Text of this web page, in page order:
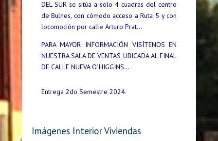
DEL SUR se sitúa a solo 4 cuadras del centro
de Bulnes, con cómodo acceso a Ruta 5 y con
locomoción por calle Arturo Prat…
PARA MAYOR INFORMACIÓN VISÍTENOS EN
NUESTRA SALA DE VENTAS UBICADA AL FINAL
DE CALLE NUEVA O´HIGGINS…
Entrega 2do Semestre 2024.
Imágenes Interior Viviendas